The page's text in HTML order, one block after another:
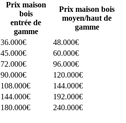
Prix maison
bois
entrée de
gamme
Prix maison bois
moyen/haut de
gamme
36.000€
48.000€
45.000€
60.000€
72.000€
96.000€
90.000€
120.000€
108.000€
144.000€
144.000€
192.000€
180.000€ 240.000€